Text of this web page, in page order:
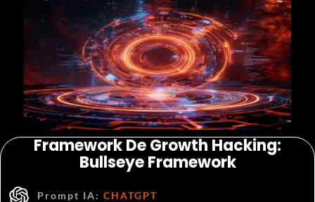
Framework De Growth Hacking:
Bullseye Framework
Prompt IA: CHATGPT